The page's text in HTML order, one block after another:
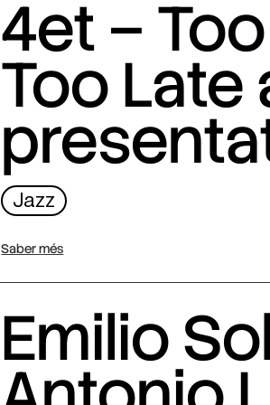
4et –
Too Late
Jazz
Saber més
Emilio